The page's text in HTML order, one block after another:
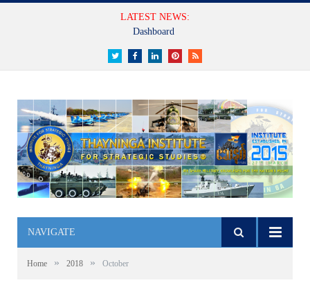
LATEST NEWS:
Dashboard
TwitterFacebookLinkedInPinterestRSS
NAVIGATE
Home » 2018 » October